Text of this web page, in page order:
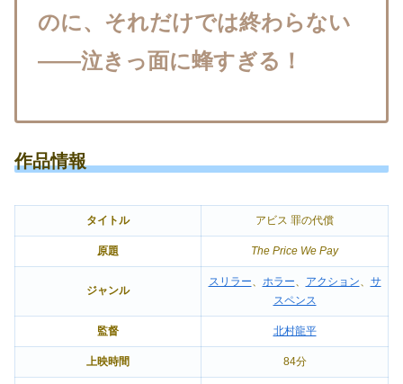
のに、それだけでは終わらない
――泣きっ面に蜂すぎる！
作品情報
タイトル アビス 罪の代償
原題 The Price We Pay
ジャンル
スリラー、 ホラー、 アクション、 サ
スペンス
監督 北村龍平
上映時間 84分